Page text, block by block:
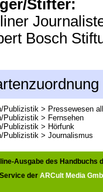
Stifter:
Bosch
Publizistik > Pressewesen
Publizistik > Fernsehen
Publizistik > Hörfunk
Publizistik > Journalismus
Ausgabe des Handbuchs
der ARCult Media